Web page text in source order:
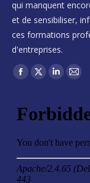
qui manquent
et de sensibiliser,
ces formations
d'entreprises.
Trouvez nous sur :
Facebook
opens
new
window
X
opens
new
window
LinkedIn
opens
new
window
Mail
new